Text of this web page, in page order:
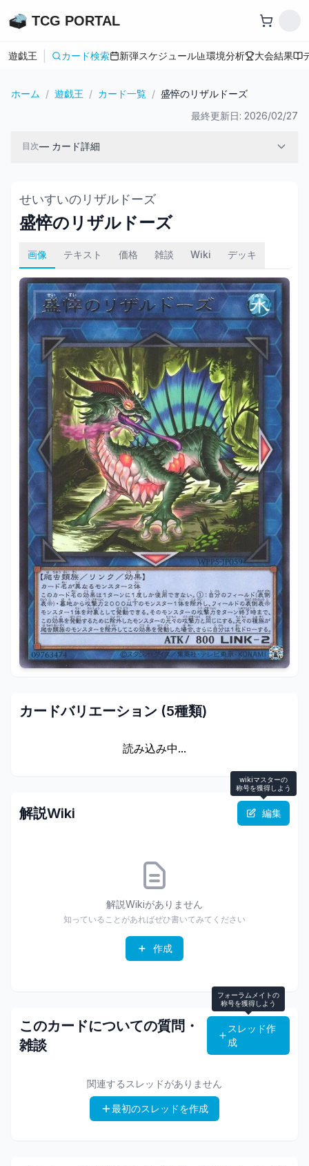
TCG PORTAL
遊戯王 カード検索 新弾スケジュール 環境分析 大会結果
ホーム / 遊戯王 / カード一覧 / 盛悴のリザルドーズ
最終更新日: 2026/02/27
目次— カード詳細
せいすいのリザルドーズ
盛悴のリザルドーズ
画像 テキスト 価格 雑談 Wiki デッキ
カードバリエーション (5種類)
読み込み中...
解説Wiki
wikiマスターの
称号を獲得しよう
編集
解説Wikiがありません
知っていることがあればぜひ書いてみてください
作成
このカードについての質問・
雑談
フォーラムメイトの
称号を獲得しよう
スレッド作
成
関連するスレッドがありません
最初のスレッドを作成